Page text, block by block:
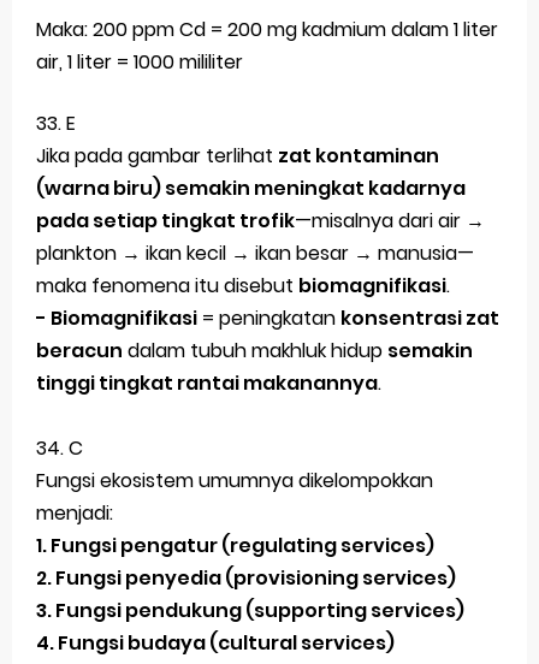
Maka: 200 ppm Cd = 200 mg kadmium dalam 1 liter
air, 1 liter = 1000 mililiter
33. E
Jika pada gambar terlihat zat kontaminan
(warna biru) semakin meningkat kadarnya
pada setiap tingkat trofik—misalnya dari air →
plankton → ikan kecil → ikan besar → manusia—
maka fenomena itu disebut biomagnifikasi.
- Biomagnifikasi = peningkatan konsentrasi zat
beracun dalam tubuh makhluk hidup semakin
tinggi tingkat rantai makanannya.
34. C
Fungsi ekosistem umumnya dikelompokkan
menjadi:
1. Fungsi pengatur (regulating services)
2. Fungsi penyedia (provisioning services)
3. Fungsi pendukung (supporting services)
4. Fungsi budaya (cultural services)